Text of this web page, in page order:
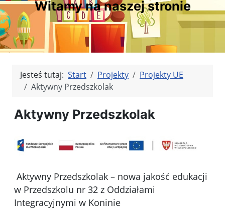
Witamy na naszej stronie
Jesteś tutaj: Start Projekty
Projekty UE
Aktywny Przedszkolak
Aktywny Przedszkolak
Aktywny Przedszkolak – nowa jakość edukacji
w Przedszkolu nr 32 z Oddziałami
Integracyjnymi w Koninie